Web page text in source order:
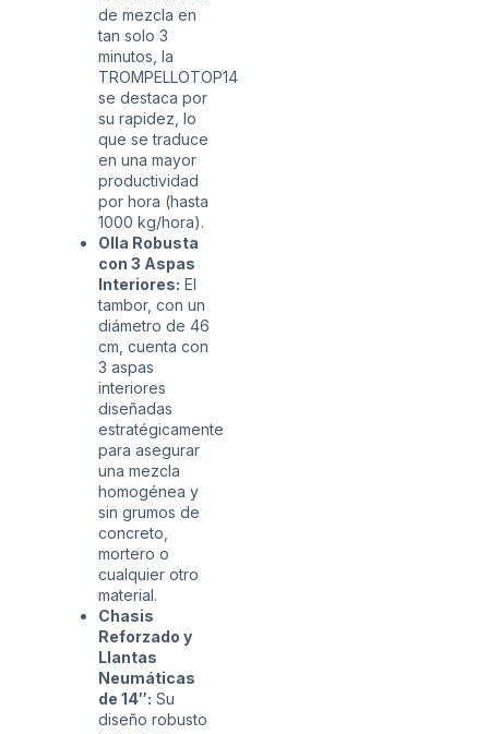
de mezcla en
tan solo 3
minutos, la
TROMPELLOTOP14
se destaca por
su rapidez, lo
que se traduce
en una mayor
productividad
por hora (hasta
1000 kg/hora).
Olla Robusta
con 3 Aspas
Interiores: El
tambor, con un
diámetro de 46
cm, cuenta con
3 aspas
interiores
diseñadas
estratégicamente
para asegurar
una mezcla
homogénea y
sin grumos de
concreto,
mortero o
cualquier otro
material.
Chasis
Reforzado y
Llantas
Neumáticas
de 14″: Su
diseño robusto